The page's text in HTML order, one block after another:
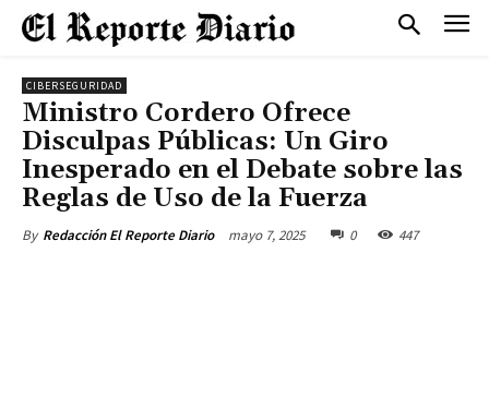
CIBERSEGURIDAD
Ministro Cordero Ofrece
Disculpas Públicas: Un Giro
Inesperado en el Debate sobre las
Reglas de Uso de la Fuerza
By Redacción El Reporte Diario mayo 7, 2025 0 447